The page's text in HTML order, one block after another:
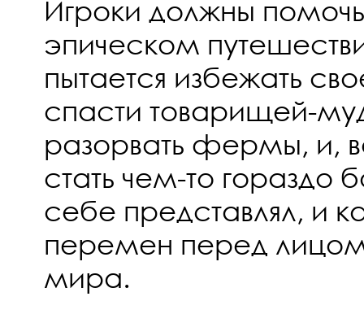
Игроки должны
эпическом
пытается избежать
спасти товарищей-
разорвать фермы, и,
стать чем-то
себе представлял, и
перемен перед
мира.